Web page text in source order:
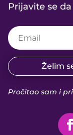
Prijavite se
Želim
Pročitao sam i